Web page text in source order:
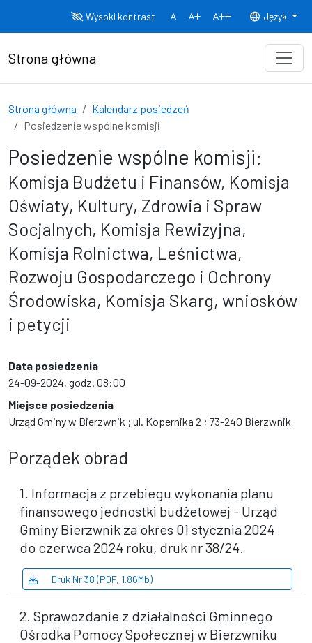
Wysoki kontrast
Normalny rozmiar czcionki
Rozmiar czcionki 150% Rozmiar
Język
Strona główna
Strona główna
Kalendarz posiedzeń
Posiedzenie wspólne komisji
Posiedzenie wspólne komisji:
Komisja Budżetu i Finansów, Komisja
Oświaty, Kultury, Zdrowia i Spraw
Socjalnych, Komisja Rewizyjna,
Komisja Rolnictwa, Leśnictwa,
Rozwoju Gospodarczego i Ochrony
Środowiska, Komisja Skarg, wniosków
i petycji
Data posiedzenia
24-09-2024, godz. 08:00
Miejsce posiedzenia
Urząd Gminy w Bierzwnik ; ul. Kopernika 2 ; 73-240 Bierzwnik
Porządek obrad
1. Informacja z przebiegu wykonania planu
finansowego jednostki budżetowej - Urząd
Gminy Bierzwnik za okres 01 stycznia 2024
do czerwca 2024 roku, druk nr 38/24.
Druk Nr 38 (PDF, 1.86Mb)
2. Sprawozdanie z działalności Gminnego
Ośrodka Pomocy Społecznej w Bierzwniku